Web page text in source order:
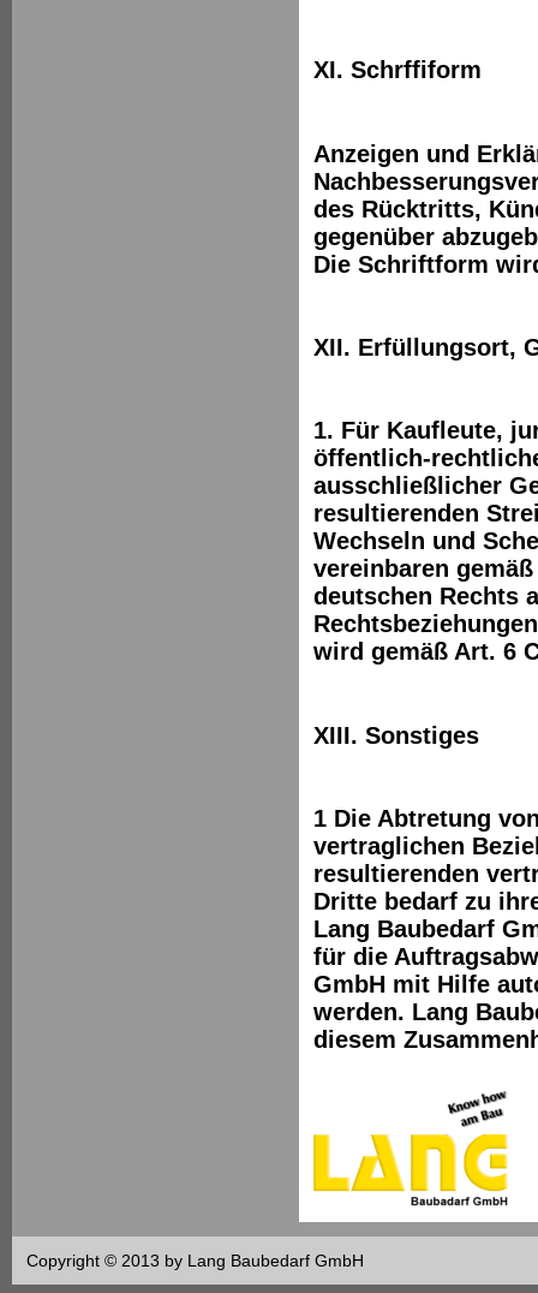
XI. Schrffiform
Anzeigen und
des Rücktritts,
gegenüber
Die Schriftform
XII. Erfüllungsort,
1. Für Kaufleute,
öffentlich-
ausschließlicher
resultierenden
Wechseln und
vereinbaren
deutschen Rechts
wird gemäß Art. 6
XIII. Sonstiges
1 Die Abtretung
vertraglichen
resultierenden
Dritte bedarf zu
Lang Baubedarf
für die
GmbH mit Hilfe
werden. Lang
diesem
Copyright © 2013 by Lang Baubedarf GmbH